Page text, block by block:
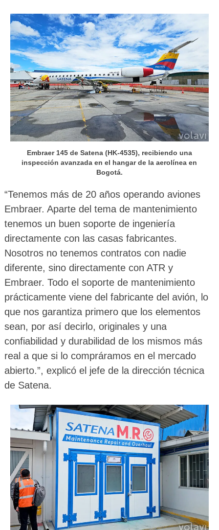
Embraer 145 de Satena (HK-4535), recibiendo una
inspección avanzada en el hangar de la aerolínea en
Bogotá.
“Tenemos más de 20 años operando aviones
Embraer. Aparte del tema de mantenimiento
tenemos un buen soporte de ingeniería
directamente con las casas fabricantes.
Nosotros no tenemos contratos con nadie
diferente, sino directamente con ATR y
Embraer. Todo el soporte de mantenimiento
prácticamente viene del fabricante del avión, lo
que nos garantiza primero que los elementos
sean, por así decirlo, originales y una
confiabilidad y durabilidad de los mismos más
real a que si lo compráramos en el mercado
abierto.”, explicó el jefe de la dirección técnica
de Satena.